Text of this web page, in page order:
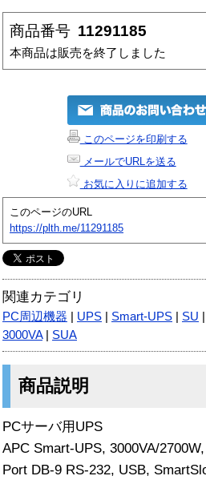
商品番号 11291185
本商品は販売を終了しました
このページを印刷する
メールでURLを送る
お気に入りに追加する
このページのURL
https://plth.me/11291185
関連カテゴリ
PC周辺機器 UPS Smart-UPS SU
3000VA| SUA
商品説明
PCサーバ用UPS
APC Smart-UPS, 3000VA/
Port DB-9 RS-232, USB,